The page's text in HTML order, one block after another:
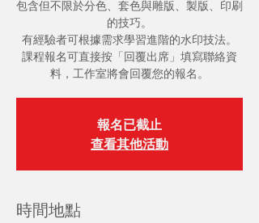
包含但不限於分色、套色與雕版、製版、印刷
的技巧。
有經驗者可根據需求學習進階的水印技法。
課程報名可直接按「回覆出席」填寫聯絡資
料，工作室將會回覆您的報名。
報名已截止
查看其他活動
時間地點